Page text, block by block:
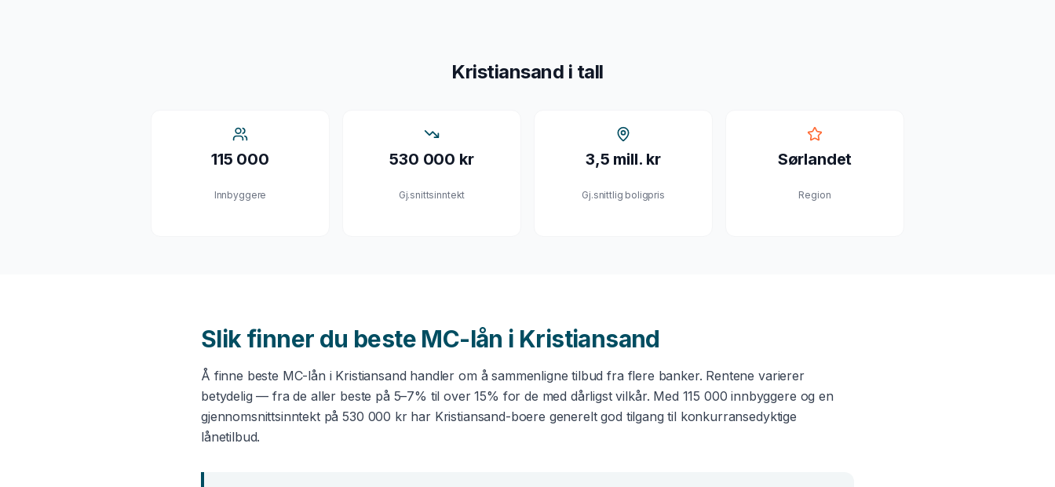
Kristiansand i tall
115 000
Innbyggere
530 000 kr
Gj.snittsinntekt
3,5 mill. kr
Gj.snittlig boligpris
Sørlandet
Region
Slik finner du beste MC-lån i Kristiansand
Å finne beste MC-lån i Kristiansand handler om å sammenligne tilbud fra flere banker. Rentene varierer
betydelig — fra de aller beste på 5–7% til over 15% for de med dårligst vilkår. Med 115 000 innbyggere og en
gjennomsnittsinntekt på530 000 krhar Kristiansand-boere generelt god tilgang til konkurransedyktige
lånetilbud.